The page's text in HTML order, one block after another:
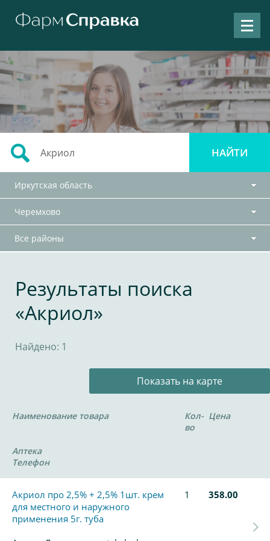
Иркутская область
Черемхово
Все районы
Результаты поиска
«Акриол»
Найдено: 1
Показать на карте
Наименование товара
Кол-
во
Цена
Аптека
Телефон
Акриол про 2,5% + 2,5% 1шт. крем
для местного и наружного
применения 5г. туба
1 358.00